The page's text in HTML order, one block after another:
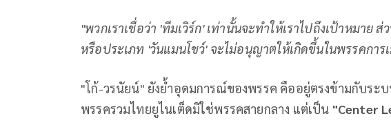
"พวกเราเชื่อว่า 'ทีมเวิร์ก' เท่านั้นจะทำให้เราไปถึงเป้าหมาย
หรือประเภท 'วันแมนโชว์' จะไม่อนุญาตให้เกิดขึ้นในพรรคการ
"โก้-วรนัยน์" ยังย้ำอุดมการณ์ของพรรค คืออยู่ตรงข้ามกับร
พรรครวมไทยยูไนเต็ดมิใช่พรรคสายกลาง แต่เป็น "Center